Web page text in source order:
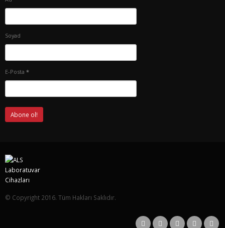
Soyad
E-Posta *
© Copyright 2016. Tüm Hakları Saklıdır.